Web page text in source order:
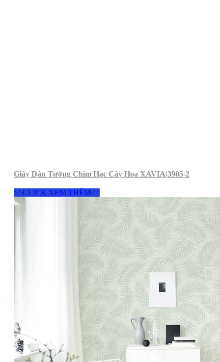
Giấy Dán Tường Chim Hạc Cây Hoa XAVIA|3905-2
>>CLICK XEM THÊM<<